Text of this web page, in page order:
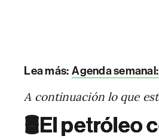
Lea más: Agenda
A continuación lo que
🛢️El petróleo